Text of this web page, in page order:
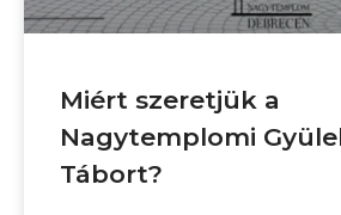
Miért szeretjük a
Nagytemplomi
Tábort?